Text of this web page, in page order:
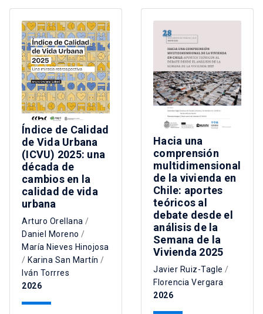
Índice de Calidad
de Vida Urbana
(ICVU) 2025: una
década de
cambios en la
calidad de vida
urbana
Arturo Orellana /
Daniel Moreno /
María Nieves Hinojosa
/ Karina San Martín /
Iván Torrres
2026
Hacia una
comprensión
multidimensional
de la vivienda en
Chile: aportes
teóricos al
debate desde el
análisis de la
Semana de la
Vivienda 2025
Javier Ruiz-Tagle /
Florencia Vergara
2026